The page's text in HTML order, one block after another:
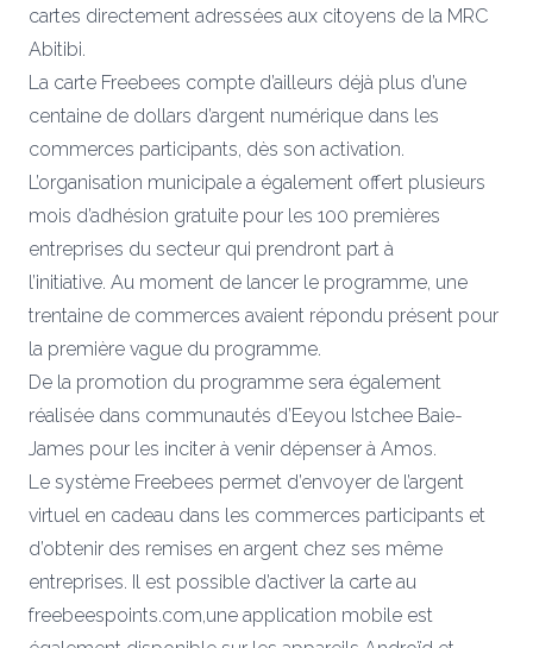
cartes directement adressées aux citoyens de la MRC
Abitibi.
La carte Freebees compte d’ailleurs déjà plus d’une
centaine de dollars d’argent numérique dans les
commerces participants, dès son activation.
L’organisation municipale a également offert plusieurs
mois d’adhésion gratuite pour les 100 premières
entreprises du secteur qui prendront part à
l’initiative. Au moment de lancer le programme, une
trentaine de commerces avaient répondu présent pour
la première vague du programme.
De la promotion du programme sera également
réalisée dans communautés d’Eeyou Istchee Baie-
James pour les inciter à venir dépenser à Amos.
Le système Freebees permet d’envoyer de l’argent
virtuel en cadeau dans les commerces participants et
d’obtenir des remises en argent chez ses même
entreprises. Il est possible d’activer la carte au
freebeespoints.com,une application mobile est